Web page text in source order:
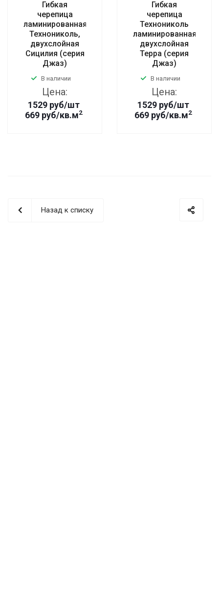
Гибкая
черепица
ламинированная
Технониколь,
двухслойная
Сицилия (серия
Джаз)
В наличии
Цена:
1529 руб/шт
669 руб/кв.м2
Гибкая
черепица
Технониколь
ламинированная
двухслойная
Терра (серия
Джаз)
В наличии
Цена:
1529 руб/шт
669 руб/кв.м2
Назад к списку